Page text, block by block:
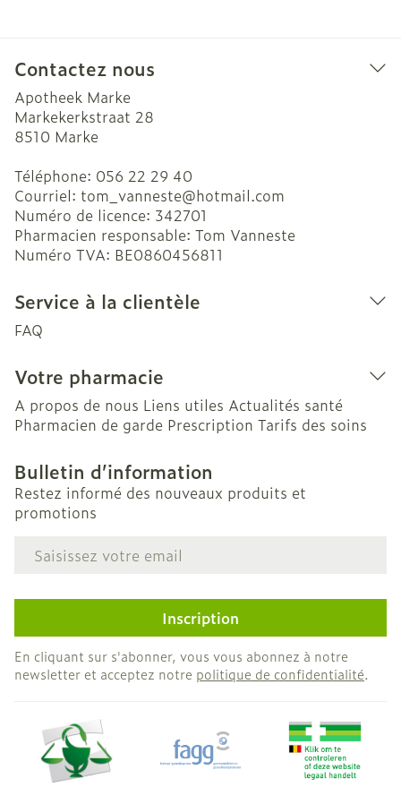
Contactez nous
Apotheek Marke
Markekerkstraat 28
8510 Marke
Téléphone: 056 22 29 40
Courriel: tom_vanneste@hotmail.com
Numéro de licence: 342701
Pharmacien responsable: Tom Vanneste
Numéro TVA: BE0860456811
Service à la clientèle
FAQ
Votre pharmacie
A propos de nous Liens utiles Actualités santé
Pharmacien de garde Prescription Tarifs des soins
Bulletin d’information
Restez informé des nouveaux produits et
promotions
Adresse mail
Inscription
En cliquant sur s'abonner, vous vous abonnez à notre
newsletter et acceptez notre politique de confidentialité.